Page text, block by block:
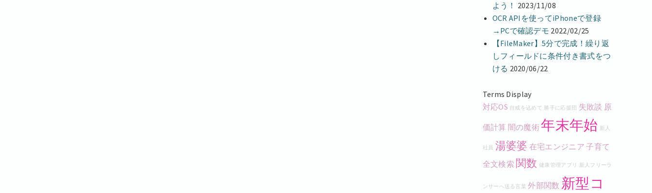
よう！ 2023/11/08
OCR APIを使ってiPhoneで登録
→PCで確認デモ 2022/02/25
【FileMaker】5分で完成！繰り返
しフィールドに条件付き書式をつ
ける 2020/06/22
Terms Display
対応OS 自戒を込めて 勝手に応援団 失敗談 原
価計算 闇の魔術年末年始 新人
社員 湯婆婆 在宅エンジニア 子育て
全文検索 関数 健康管理アプリ 新人フリーラ
ンサーへ送る言葉 外部関数 新型コ